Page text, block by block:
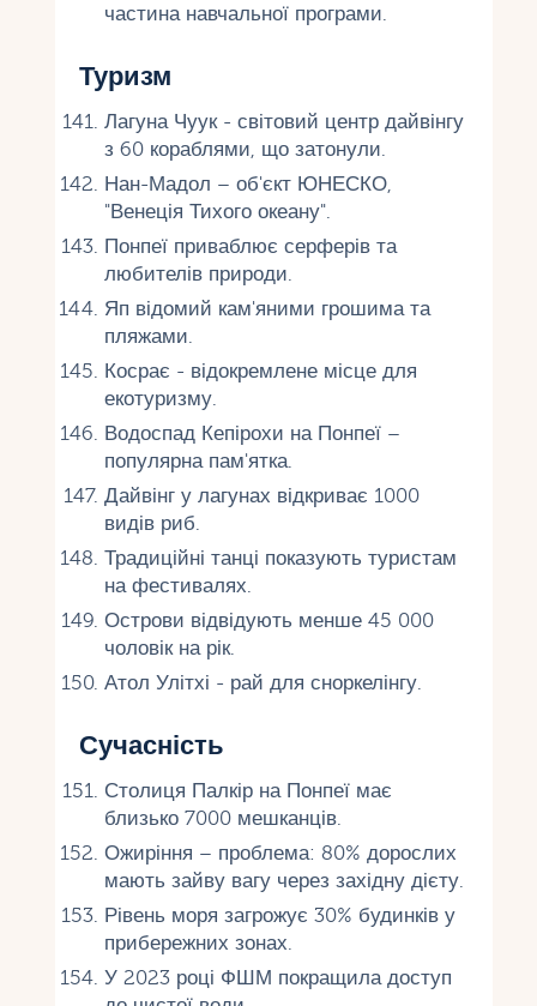
частина навчальної програми.
Туризм
Лагуна Чуук - світовий центр дайвінгу
з 60 кораблями, що затонули.
Нан-Мадол – об'єкт ЮНЕСКО,
"Венеція Тихого океану".
Понпеї приваблює серферів та
любителів природи.
Яп відомий кам'яними грошима та
пляжами.
Косрає - відокремлене місце для
екотуризму.
Водоспад Кепірохи на Понпеї –
популярна пам'ятка.
Дайвінг у лагунах відкриває 1000
видів риб.
Традиційні танці показують туристам
на фестивалях.
Острови відвідують менше 45 000
чоловік на рік.
Атол Улітхі - рай для сноркелінгу.
Сучасність
Столиця Палкір на Понпеї має
близько 7000 мешканців.
Ожиріння – проблема: 80% дорослих
мають зайву вагу через західну дієту.
Рівень моря загрожує 30% будинків у
прибережних зонах.
У 2023 році ФШМ покращила доступ